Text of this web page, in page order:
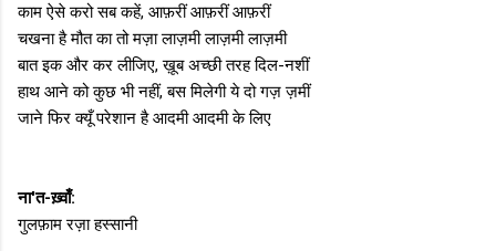
काम ऐसे करो सब कहें, आफ़रीं आफ़रीं आफ़रीं
चखना है मौत का तो मज़ा लाज़मी लाज़मी लाज़मी
बात इक और कर लीजिए, ख़ूब अच्छी तरह दिल-नशीं
हाथ आने को कुछ भी नहीं, बस मिलेगी ये दो गज़ ज़मीं
जाने फिर क्यूँ परेशान है आदमी आदमी के लिए
ना'त-ख़्वाँ:
गुलफ़ाम रज़ा हस्सानी